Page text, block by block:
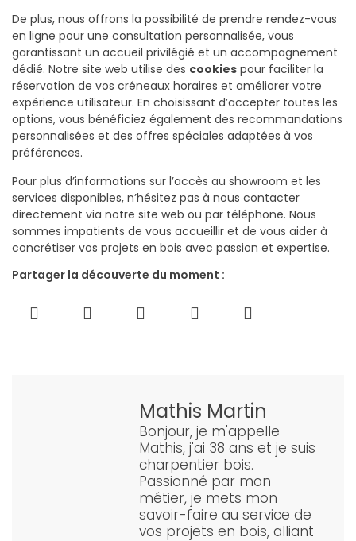
De plus, nous offrons la possibilité de prendre rendez-vous
en ligne pour une consultation personnalisée, vous
garantissant un accueil privilégié et un accompagnement
dédié. Notre site web utilise des cookies pour faciliter la
réservation de vos créneaux horaires et améliorer votre
expérience utilisateur. En choisissant d’accepter toutes les
options, vous bénéficiez également des recommandations
personnalisées et des offres spéciales adaptées à vos
préférences.
Pour plus d’informations sur l’accès au showroom et les
services disponibles, n’hésitez pas à nous contacter
directement via notre site web ou par téléphone. Nous
sommes impatients de vous accueillir et de vous aider à
concrétiser vos projets en bois avec passion et expertise.
Partager la découverte du moment :
Mathis Martin
Bonjour, je m'appelle
Mathis, j'ai 38 ans et je suis
charpentier bois.
Passionné par mon
métier, je mets mon
savoir-faire au service de
vos projets en bois, alliant